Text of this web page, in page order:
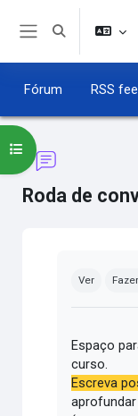
Ir para o conteúdo
Alternar
Fórum RSS
Roda de
Abrir índice do curso
Ver
Espaço
curso.
Escreva